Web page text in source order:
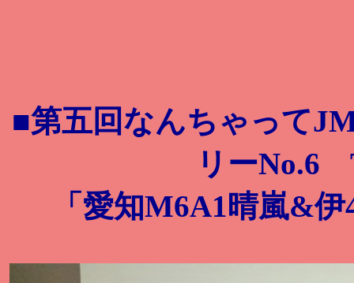
■第五回なんちゃって
リーNo.6
「愛知M6A1晴嵐&